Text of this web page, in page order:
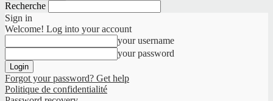
Recherche
Sign in
Welcome! Log into your account
your username
your password
Forgot your password? Get help
Politique de confidentialité